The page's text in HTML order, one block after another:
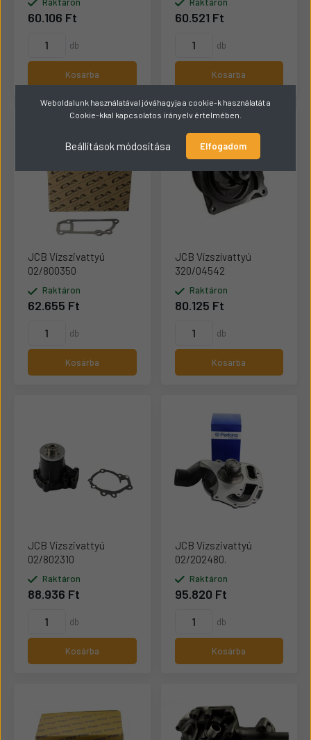
60.106 Ft
db
Kosárba
60.521 Ft
db
Kosárba
JCB Vízszivattyú
02/800350
Raktáron
62.655 Ft
db
Kosárba
JCB Vízszívattyú
320/04542
Raktáron
80.125 Ft
db
Kosárba
JCB Vízszivattyú
02/802310
Raktáron
88.936 Ft
db
Kosárba
JCB Vízszivattyú
02/202480.
Raktáron
95.820 Ft
db
Kosárba
Weboldalunk használatával jóváhagyja a cookie-k használatát a
Cookie-kkal kapcsolatos irányelv értelmében.
Beállítások módosítása Elfogadom